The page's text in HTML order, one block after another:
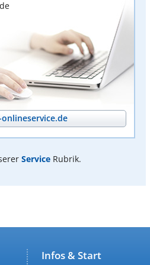
ServiceRubrik.
Infos & Start